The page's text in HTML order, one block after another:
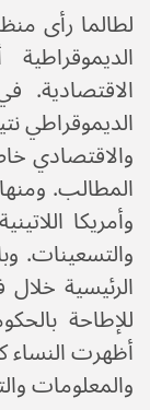
لطالما رأى
الاقتصادية.
الديموقراطي
والاقتصادي
المطالب.
وأمريكا
والتسعينات.
الرئيسية
للإطاحة
أظهرت النساء
والمعلومات